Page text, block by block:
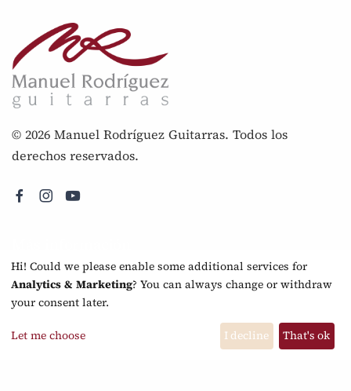
© 2026 Manuel Rodríguez Guitarras. Todos los
derechos reservados.
Nota legal
Política de privacidad
Preguntas Frecuentes
Hi! Could we please enable some additional services for
Analytics & Marketing? You can always change or withdraw
your consent later.
Let me choose I decline That's ok